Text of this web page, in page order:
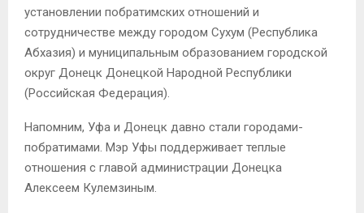
установлении побратимских отношений и
сотрудничестве между городом Сухум (Республика
Абхазия) и муниципальным образованием городской
округ Донецк Донецкой Народной Республики
(Российская Федерация).
Напомним, Уфа и Донецк давно стали городами-
побратимами. Мэр Уфы поддерживает теплые
отношения с главой администрации Донецка
Алексеем Кулемзиным.